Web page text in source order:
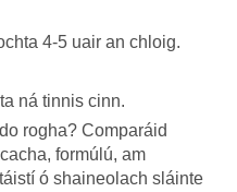
4-5 uair an chloig.
ná tinnis cinn.
rogha? Comparáid
formúlú, am
ó shaineolach sláinte